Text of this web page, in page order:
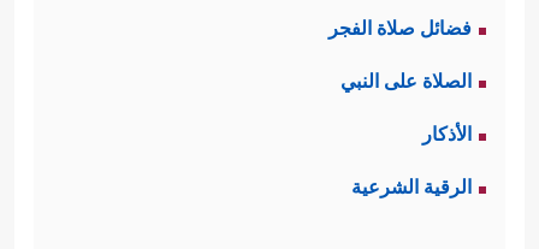
فضائل صلاة الفجر
الصلاة على النبي
الأذكار
الرقية الشرعية